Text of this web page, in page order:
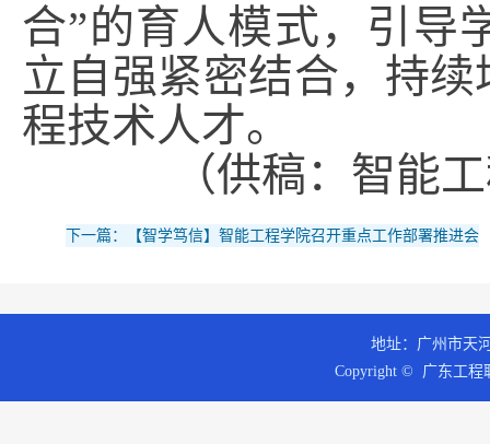
合”的育人模式，引导
立自强紧密结合，持
程技术人才。
（供稿：智
下一篇：【智学笃信】智能工程学院召开重点工作部署推进会
地址：广州市天
Copyright © 广东工程